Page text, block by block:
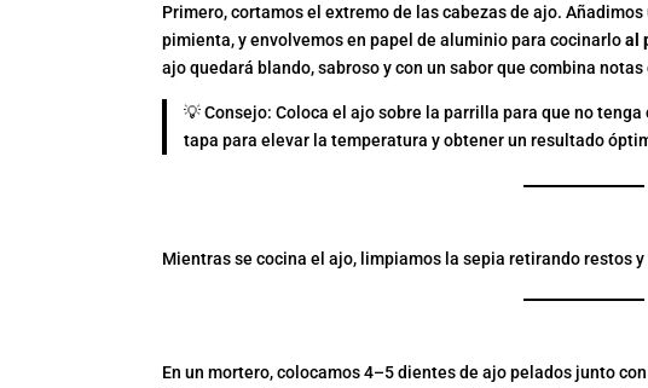
Primero, cortamos el extremo de las cabezas de ajo.
pimienta, y envolvemos en papel de aluminio para cocinarloal
ajo quedará blando, sabroso y con un sabor que combina
💡 Consejo: Coloca el ajo sobre la parrilla para que no
tapa para elevar la temperatura y obtener un resultado
Mientras se cocina el ajo, limpiamos la sepia retirando restos
En un mortero, colocamos 4–5 dientes de ajo pelados junto